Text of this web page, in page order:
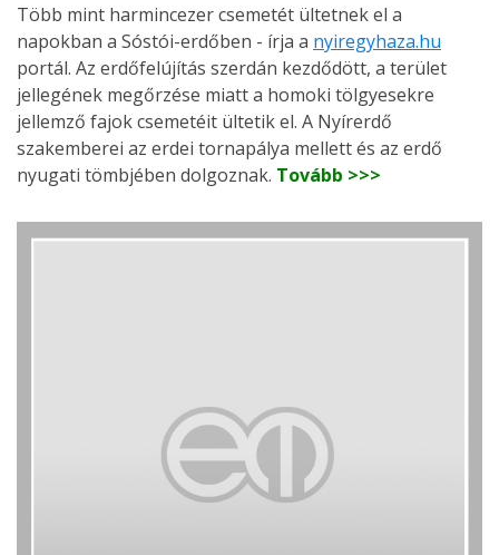
Több mint harmincezer csemetét ültetnek el a
napokban a Sóstói-erdőben - írja a nyiregyhaza.hu
portál. Az erdőfelújítás szerdán kezdődött, a terület
jellegének megőrzése miatt a homoki tölgyesekre
jellemző fajok csemetéit ültetik el. A Nyírerdő
szakemberei az erdei tornapálya mellett és az erdő
nyugati tömbjében dolgoznak. Tovább >>>